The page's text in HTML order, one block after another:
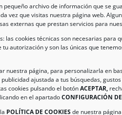
pequeño archivo de información que se
vez que visitas nuestra página web.
externas que prestan servicios para
las cookies técnicas son necesarias para
autorización y son las únicas que
nuestra página, para personalizarla en
ajustada a tus búsquedas,
cookies pulsando el botónACEPTAR,
en el apartadoCONFIGURACIÓN
POLÍTICA DE COOKIESde nuestra
de Contacto
17 – CP 02246
– Albacete (España)
22 15